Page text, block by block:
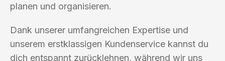
planen und organisieren.
Dank unserer umfangreichen Expertise und
unserem erstklassigen Kundenservice kannst du
dich entspannt zurücklehnen, während wir uns